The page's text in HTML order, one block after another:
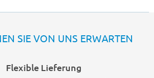
SIE VON UNS ERWARTEN
Flexible Lieferung